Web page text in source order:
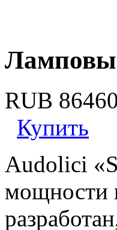
RUB
Купить
Audolici
мощности